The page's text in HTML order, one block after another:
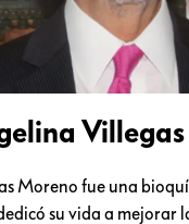
Moreno fue una
su vida a mejorar